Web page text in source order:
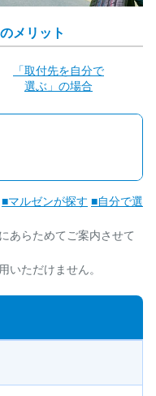
メリット
「取付先を自分で
選ぶ」の場合
■マルゼンが探す ■自分で選
あらためてご案内させて
いただけません。